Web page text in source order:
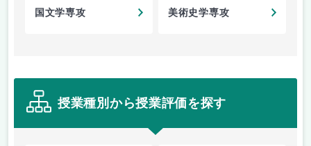
国文学専攻 美術史学専攻
授業種別から授業評価を探す